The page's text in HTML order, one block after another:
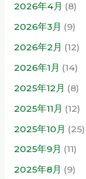
2026年4月 (8)
2026年3月 (9)
2026年2月 (12)
2026年1月 (14)
2025年12月 (8)
2025年11月 (12)
2025年10月 (25)
2025年9月 (11)
2025年8月 (9)